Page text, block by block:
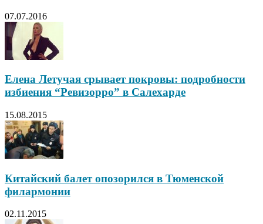
07.07.2016
Елена Летучая срывает покровы: подробности
избиения “Ревизорро” в Салехарде
15.08.2015
Китайский балет опозорился в Тюменской
филармонии
02.11.2015